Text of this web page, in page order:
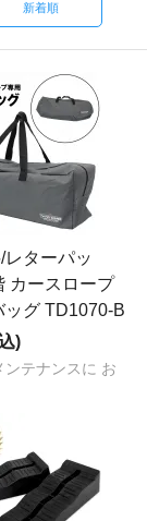
新着順
レターパッ
カースロープ
ッグ TD1070-B
)
ンテナンスに お